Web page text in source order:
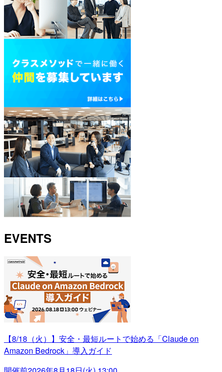
EVENTS
【8/18（火）】安全・最短ルートで始める「Claude on
Amazon Bedrock」導入ガイド